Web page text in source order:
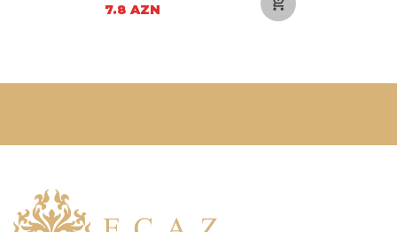
7.8 AZN